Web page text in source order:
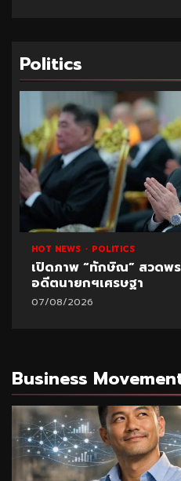
Politics
HOT NEWS POLITICS
เปิดภาพ “ทักษิณ” สวดพ
อดีตนายกฯเศรษฐา
07/08/2026
Business